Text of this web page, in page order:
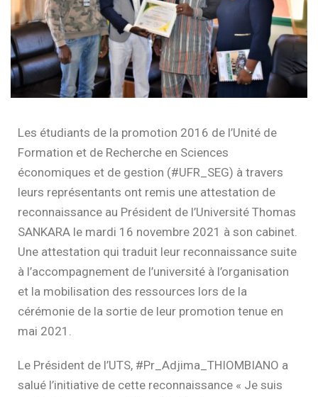
Les étudiants de la promotion 2016 de l’Unité de
Formation et de Recherche en Sciences
économiques et de gestion (#UFR_SEG) à travers
leurs représentants ont remis une attestation de
reconnaissance au Président de l’Université Thomas
SANKARA le mardi 16 novembre 2021 à son cabinet.
Une attestation qui traduit leur reconnaissance suite
à l’accompagnement de l’université à l’organisation
et la mobilisation des ressources lors de la
cérémonie de la sortie de leur promotion tenue en
mai 2021.
Le Président de l’UTS, #Pr_Adjima_THIOMBIANO a
salué l’initiative de cette reconnaissance « Je suis